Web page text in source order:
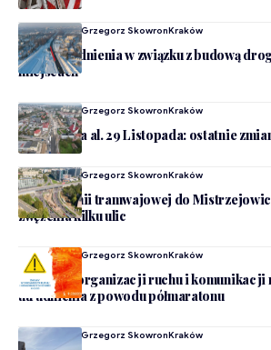
Dodane PrzezGrzegorz SkowronKraków
Nowe utrudnienia w związku z budową
miejscach
Dodane PrzezGrzegorz SkowronKraków
Rozbudowa al. 29 Listopada: ostatnie
Dodane PrzezGrzegorz SkowronKraków
Budowa linii tramwajowej do
zwężenia kilku ulic
Dodane PrzezGrzegorz SkowronKraków
Zmiany w organizacji ruchu i komunikacji
utrudnienia z powodu półmaratonu
Grzegorz SkowronKraków